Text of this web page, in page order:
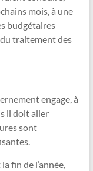
mois, à une
budgétaires
traitement des
engage, à
il doit aller
sont
fin de l’année,